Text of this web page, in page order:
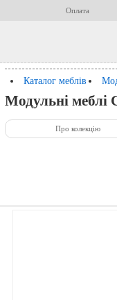
Оплата
Каталог меблів
Модульні меблі
Про колекцію